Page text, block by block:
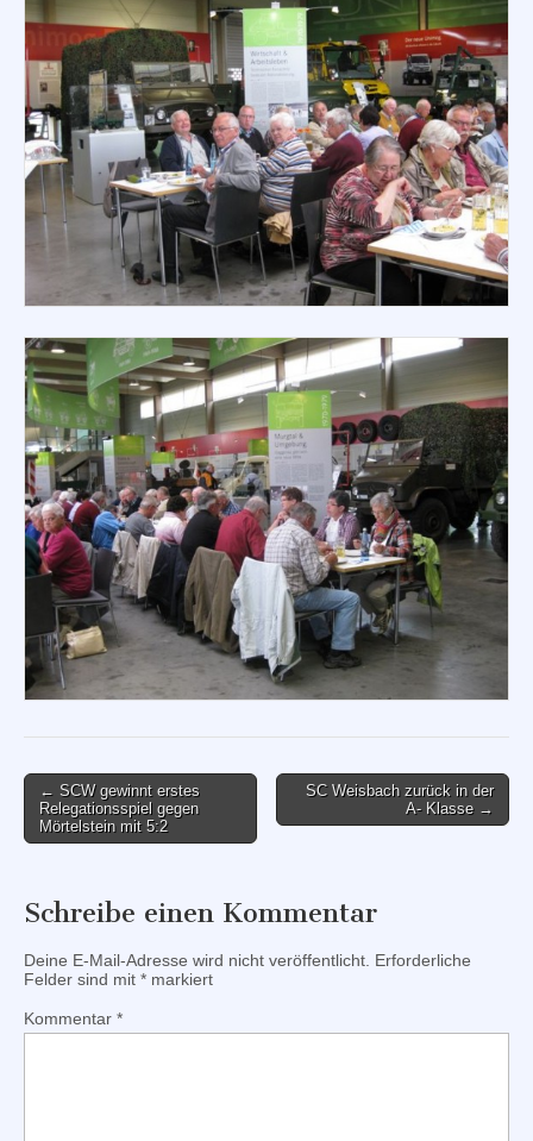
Post
navigation
← SCW gewinnt erstes
Relegationsspiel gegen
Mörtelstein mit 5:2
SC Weisbach zurück in der
A- Klasse →
Schreibe einen Kommentar
Deine E-Mail-Adresse wird nicht veröffentlicht. Erforderliche
Felder sind mit * markiert
Kommentar *